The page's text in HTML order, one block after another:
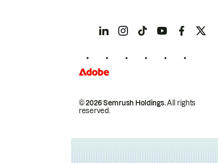
© 2026 Semrush Holdings.All rights
reserved.